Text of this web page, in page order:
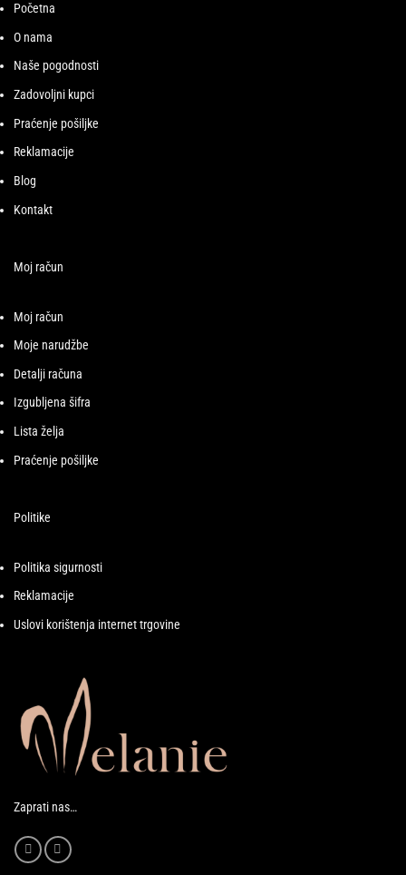
Početna
O nama
Naše pogodnosti
Zadovoljni kupci
Praćenje pošiljke
Reklamacije
Blog
Kontakt
Moj račun
Moj račun
Moje narudžbe
Detalji računa
Izgubljena šifra
Lista želja
Praćenje pošiljke
Politike
Politika sigurnosti
Reklamacije
Uslovi korištenja internet trgovine
Zaprati nas…